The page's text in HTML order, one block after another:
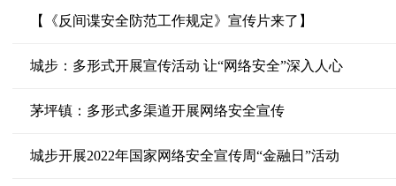
【《反间谍安全防范工作规定》宣传片来了】
城步：多形式开展宣传活动 让“网络安全”深入人心
茅坪镇：多形式多渠道开展网络安全宣传
城步开展2022年国家网络安全宣传周“金融日”活动